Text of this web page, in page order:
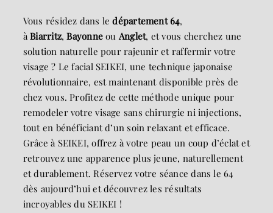
Vous résidez dans ledépartement 64,
àBiarritz,Bayonne ou Anglet, et vous cherchez une
solution naturelle pour rajeunir et raffermir votre
visage ? Le facial SEIKEI, une technique japonaise
révolutionnaire, est maintenant disponible près de
chez vous. Profitez de cette méthode unique pour
remodeler votre visage sans chirurgie ni injections,
tout en bénéficiant d’un soin relaxant et efficace.
Grâce à SEIKEI, offrez à votre peau un coup d’éclat et
retrouvez une apparence plus jeune, naturellement
et durablement. Réservez votre séance dans le 64
dès aujourd’hui et découvrez les résultats
incroyables du SEIKEI !